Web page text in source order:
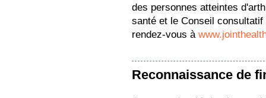
des personnes atteintes
santé et le Conseil
rendez-vous à
Reconnaissance de